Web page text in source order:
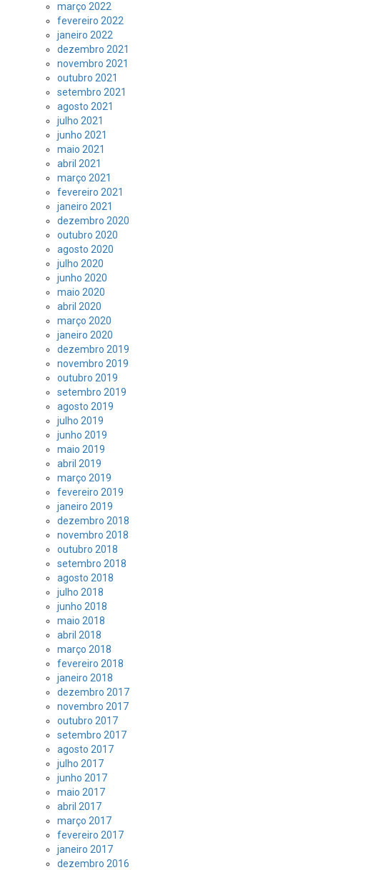
março 2022
fevereiro 2022
janeiro 2022
dezembro 2021
novembro 2021
outubro 2021
setembro 2021
agosto 2021
julho 2021
junho 2021
maio 2021
abril 2021
março 2021
fevereiro 2021
janeiro 2021
dezembro 2020
outubro 2020
agosto 2020
julho 2020
junho 2020
maio 2020
abril 2020
março 2020
janeiro 2020
dezembro 2019
novembro 2019
outubro 2019
setembro 2019
agosto 2019
julho 2019
junho 2019
maio 2019
abril 2019
março 2019
fevereiro 2019
janeiro 2019
dezembro 2018
novembro 2018
outubro 2018
setembro 2018
agosto 2018
julho 2018
junho 2018
maio 2018
abril 2018
março 2018
fevereiro 2018
janeiro 2018
dezembro 2017
novembro 2017
outubro 2017
setembro 2017
agosto 2017
julho 2017
junho 2017
maio 2017
abril 2017
março 2017
fevereiro 2017
janeiro 2017
dezembro 2016